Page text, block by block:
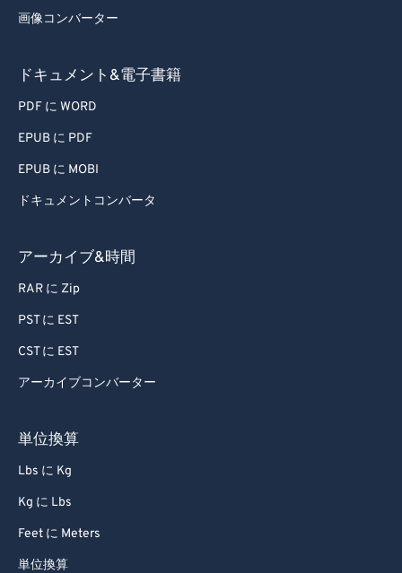
画像コンバーター
ドキュメント&電子書籍
PDF に WORD
EPUB に PDF
EPUB に MOBI
ドキュメントコンバータ
アーカイブ&時間
RAR に Zip
PST に EST
CST に EST
アーカイブコンバーター
単位換算
Lbs に Kg
Kg に Lbs
Feet に Meters
単位換算